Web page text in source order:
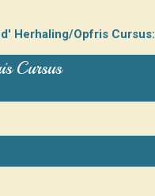
Herhaling/Opfris Cursus:
Cursus